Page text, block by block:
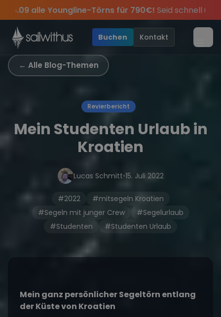
Skip to content
Sichere Dir jetztDein Meilenbuch und Deine
keineTörn-Updates, Insider-Tippsund
Season Closing Party 2026!Die Saison war
Buchen Kontakt
← Alle Blog-Themen
Revierbericht
Mein Studenten Urlaub in
Kroatien
Lucas Schmitt•15. Juli 2022
#2022
#mitsegeln Kroatien
#Segeln mit junger Crew
#Segelurlaub
#Studenten
#Studenten Urlaub
Mein ganz persönlicher Segeltörn entlang
der Küste von Kroatien